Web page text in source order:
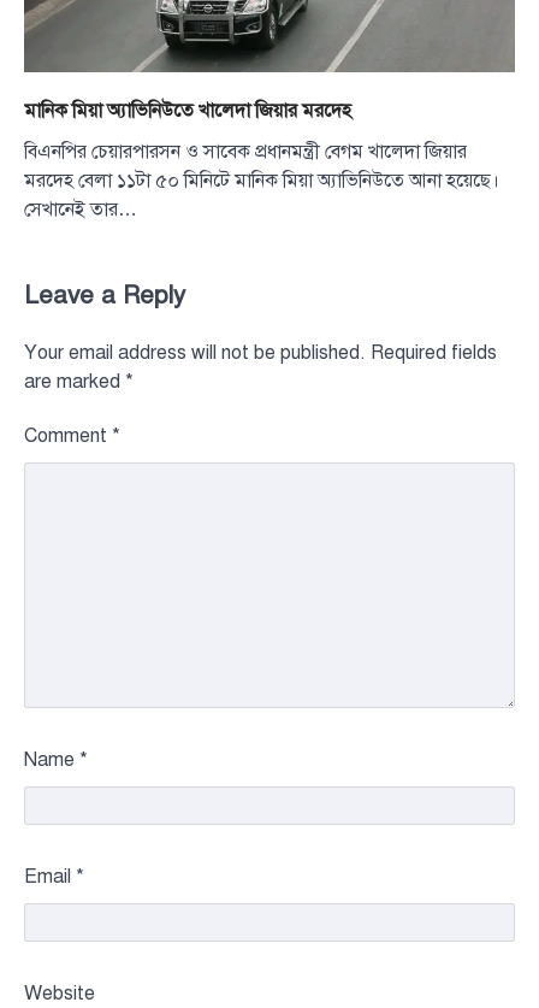
মানিক মিয়া অ্যাভিনিউতে খালেদা জিয়ার মরদেহ
বিএনপির চেয়ারপারসন ও সাবেক প্রধানমন্ত্রী বেগম খালেদা জিয়ার
মরদেহ বেলা ১১টা ৫০ মিনিটে মানিক মিয়া অ্যাভিনিউতে আনা হয়েছে।
সেখানেই তার…
Leave a Reply
Your email address will not be published. Required fields
are marked *
Comment *
Name *
Email *
Website